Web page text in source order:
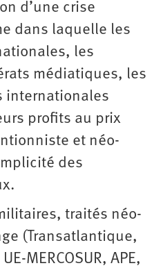
d’une crise
dans laquelle les
les
médiatiques, les
internationales
profits au prix
et néo-
des
traités néo-
(Transatlantique,
MERCOSUR, APE,